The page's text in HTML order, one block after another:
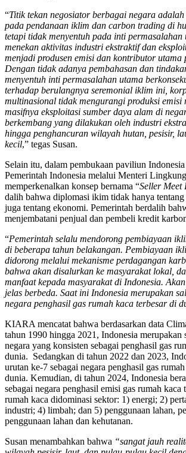
“Titik tekan negosiator berbagai negara
pada pendanaan iklim dan carbon trading di
tetapi tidak menyentuh pada inti permasalahan
menekan aktivitas industri ekstraktif dan
menjadi produsen emisi dan kontributor utama
Dengan tidak adanya pembahasan dan
menyentuh inti permasalahan utama
terhadap berulangnya seremonial iklim ini,
multinasional tidak mengurangi produksi emisi
masifnya eksploitasi sumber daya alam di
berkembang yang dilakukan oleh industri
hingga penghancuran wilayah hutan, pesisir,
kecil,” tegas Susan.
Selain itu, dalam pembukaan paviliun
Pemerintah Indonesia melalui Menteri
memperkenalkan konsep bernama “Seller Meet
dalih bahwa diplomasi ikim tidak hanya
juga tentang ekonomi. Pemerintah berdalih
menjembatani penjual dan pembeli kredit
“Pemerintah selalu mendorong pembiayaan
di beberapa tahun belakangan. Pembiayaan
didorong melalui mekanisme perdagangan
bahwa akan disalurkan ke masyarakat lokal,
manfaat kepada masyarakat di Indonesia.
jelas berbeda. Saat ini Indonesia merupakan
negara penghasil gas rumah kaca terbesar di
KIARA mencatat bahwa berdasarkan data
tahun 1990 hingga 2021, Indonesia merupakan
negara yang konsisten sebagai penghasil gas
dunia. Sedangkan di tahun 2022 dan 2023,
urutan ke-7 sebagai negara penghasil gas
dunia. Kemudian, di tahun 2024, Indonesia
sebagai negara penghasil emisi gas rumah kaca
rumah kaca didominasi sektor: 1) energi; 2)
industri; 4) limbah; dan 5) penggunaan lahan,
penggunaan lahan dan kehutanan.
Susan menambahkan bahwa “sangat jauh